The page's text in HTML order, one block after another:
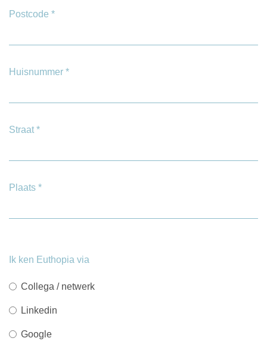
Postcode *
Huisnummer *
Straat *
Plaats *
Ik ken Euthopia via
Collega / netwerk
Linkedin
Google